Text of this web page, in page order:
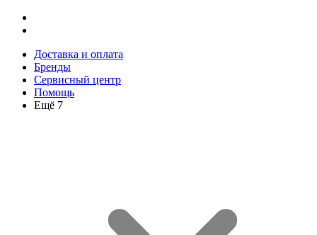
Доставка и оплата
Бренды
Сервисный центр
Помощь
Ещё 7